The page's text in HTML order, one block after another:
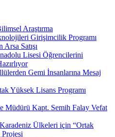
Araştırma
Girişimcilik Programı
Satışı
Lisesi Öğrencilerini
Gemi İnsanlarına Mesaj
Yüksek Lisans Programı
Müdürü Kapt. Semih Falay Vefat
Ülkeleri için “Ortak